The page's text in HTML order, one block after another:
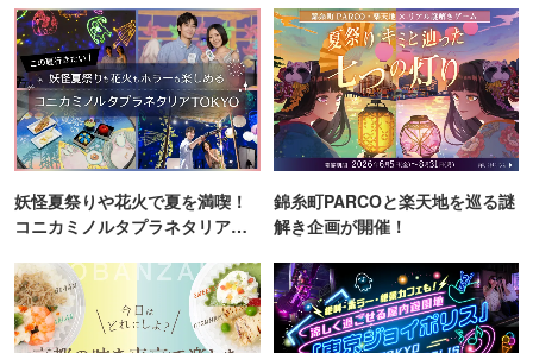
妖怪夏祭りや花火で夏を満喫！
コニカミノルタプラネタリア
錦糸町PARCOと楽天地を巡る謎
解き企画が開催！